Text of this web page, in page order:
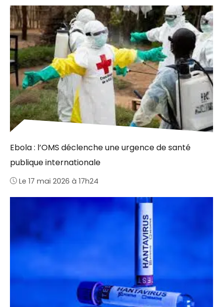
Ebola : l’OMS déclenche une urgence de santé
publique internationale
Le 17 mai 2026 à 17h24